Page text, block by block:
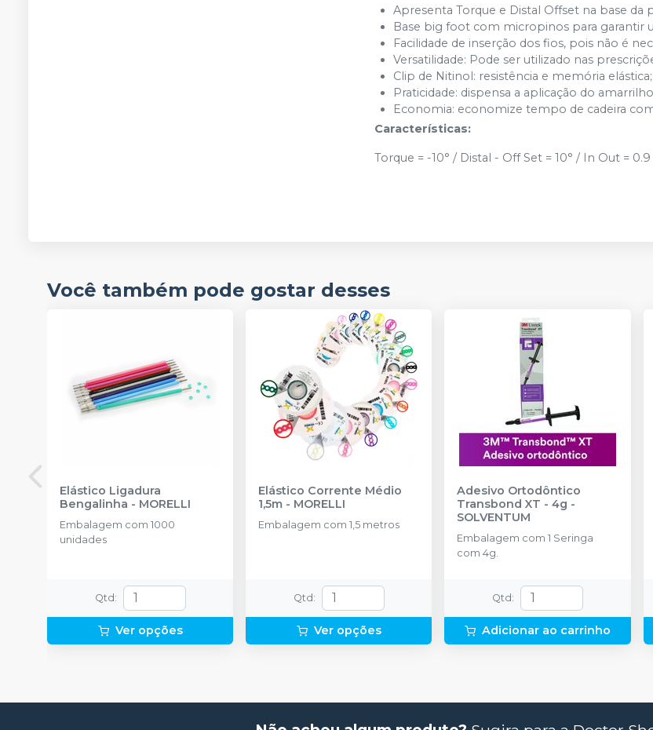
Apresenta Torque e Distal Offset na base da
Base big foot com micropinos para garantir
Facilidade de inserção dos fios, pois não é
Versatilidade: Pode ser utilizado nas
Clip de Nitinol: resistência e memória elástica;
Praticidade: dispensa a aplicação do
Economia: economize tempo de cadeira
Características:
Torque = -10° / Distal - Off Set = 10° / In Out =
Você também pode gostar desses
Elástico Ligadura
Bengalinha - MORELLI
Embalagem com 1000
unidades
Qtd :
Ver opções
Elástico Corrente Médio
1,5m - MORELLI
Embalagem com 1,5 metros
Qtd :
Ver opções
Adesivo Ortodôntico
Transbond XT - 4g -
SOLVENTUM
Embalagem com 1 Seringa
com 4g.
Qtd :
Adicionar ao carrinho